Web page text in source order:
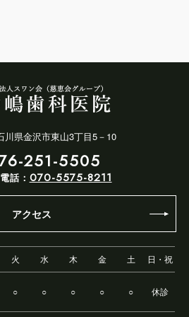
川県金沢市東山3丁目5－10
251-5505
話： 070-5575-8211
アクセス
火 水 木 金 土 日・祝
○ ○ ○ ○ ○ 休診